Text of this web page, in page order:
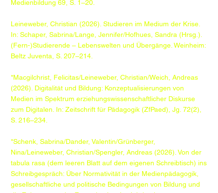
Medienbildung 69, S. 1–20.
Leineweber, Christian (2026). Studieren im Medium der Krise.
In: Schaper, Sabrina/Lange, Jennifer/Hofhues, Sandra (Hrsg.).
(Fern-)Studierende – Lebenswelten und Übergänge. Weinheim:
Beltz Juventa, S. 207–214.
*Macgilchrist, Felicitas/Leineweber, Christian/Weich, Andreas
(2026). Digitalität und Bildung: Konzeptualisierungen von
Medien im Spektrum erziehungswissenschaftlicher Diskurse
zum Digitalen. In: Zeitschrift für Pädagogik (ZfPaed), Jg. 72(2),
S. 216–234.
*Schenk, Sabrina/Dander, Valentin/Grünberger,
Nina/Leineweber, Christian/Spengler, Andreas (2026). Von der
tabula rasa (dem leeren Blatt auf dem eigenen Schreibtisch) ins
Schreibgespräch: Über Normativität in der Medienpädagogik,
gesellschaftliche und politische Bedingungen von Bildung und